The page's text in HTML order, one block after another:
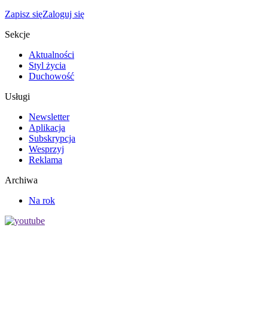
Zapisz sięZaloguj się
Sekcje
Aktualności
Styl życia
Duchowość
Usługi
Newsletter
Aplikacja
Subskrypcja
Wesprzyj
Reklama
Archiwa
Na rok